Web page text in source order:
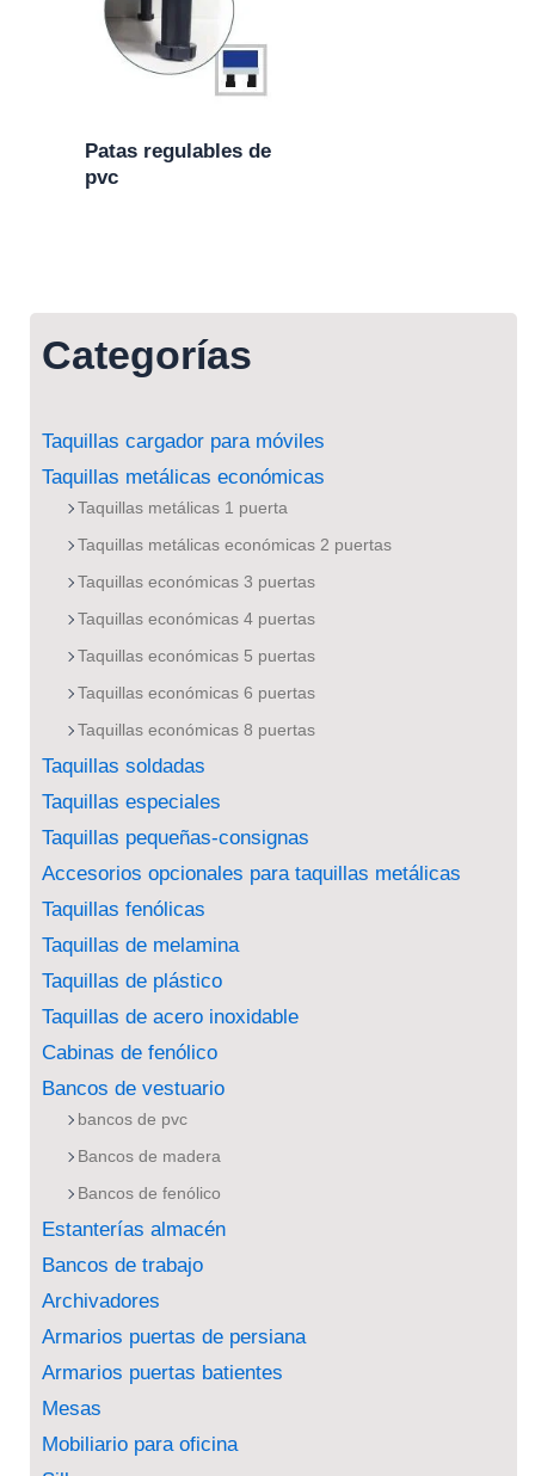
Categorías
Taquillas cargador para móviles
Taquillas metálicas económicas
Taquillas metálicas 1 puerta
Taquillas metálicas económicas 2 puertas
Taquillas económicas 3 puertas
Taquillas económicas 4 puertas
Taquillas económicas 5 puertas
Taquillas económicas 6 puertas
Taquillas económicas 8 puertas
Taquillas soldadas
Taquillas especiales
Taquillas pequeñas-consignas
Accesorios opcionales para taquillas metálicas
Taquillas fenólicas
Taquillas de melamina
Taquillas de plástico
Taquillas de acero inoxidable
Cabinas de fenólico
Bancos de vestuario
bancos de pvc
Bancos de madera
Bancos de fenólico
Estanterías almacén
Bancos de trabajo
Archivadores
Armarios puertas de persiana
Armarios puertas batientes
Mesas
Mobiliario para oficina
Patas regulables de
pvc